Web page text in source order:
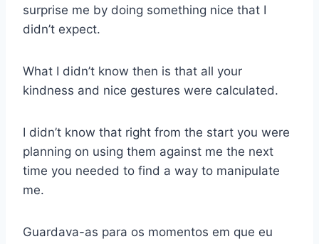
surprise me by doing something nice that I
didn’t expect.
What I didn’t know then is that all your
kindness and nice gestures were calculated.
I didn’t know that right from the start you were
planning on using them against me the next
time you needed to find a way to manipulate
me.
Guardava-as para os momentos em que eu